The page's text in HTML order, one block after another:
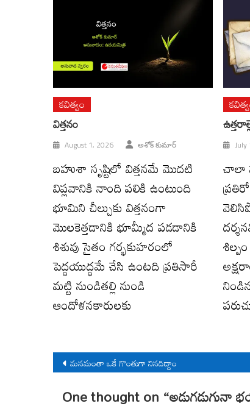
కవిత్వం
విత్తనం
August 1, 2026 అశోక్ కుమార్
బహుశా సృష్టిలో విత్తనమే మొదటి
విప్లవానికి నాంది పలికి ఉంటుంది
భూమిని చీల్చుకు విత్తనంగా
మొలకెత్తడానికి భూమ్మీద పడడానికి
శిశువు సైతం గర్భకుహరంలో
పెద్దయుద్ధమే చేసి ఉంటది ప్రతిసారీ
మట్టి నుండితల్లి నుండి
ఆందోళనకారులకు
July
చాలా
Post
navigation
మనమంతా ఒకే గొంతుగా నినదిద్దాం
One thought on “అడుగడుగునా